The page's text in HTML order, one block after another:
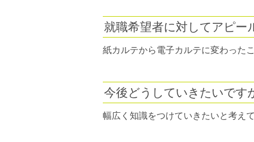
就職希望者に対してアピー
紙カルテから電子カルテに変わったこ
今後どうしていきたいです
幅広く知識をつけていきたいと考え